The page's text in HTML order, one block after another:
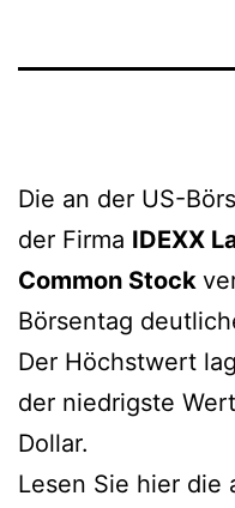
Die an der US-
der Firma IDEXX
Common Stock
Börsentag
Der Höchstwert
der niedrigste
Dollar.
Lesen Sie hier die